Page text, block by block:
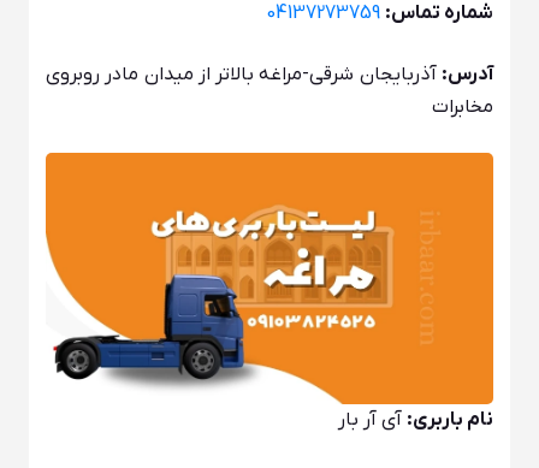
شماره تماس: 04137273759
آدرس: آذربایجان شرقی-مراغه بالاتر از میدان مادر روبروی
مخابرات
نام باربری: آی آر بار